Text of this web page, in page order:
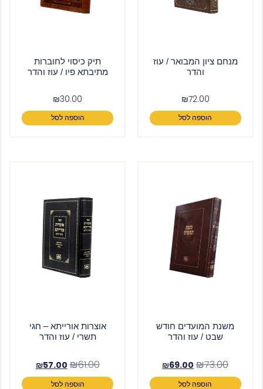
מנחם ציון המבואר / עוז
והדר
₪72.00
הוספה לסל
תיק כיסוי לחוברות
מתיבתא פיו / עוז והדר
₪30.00
הוספה לסל
משנת המועדים חודש
שבט / עוז והדר
₪73.00
₪69.00
הוספה לסל
אוצרות אורייתא – חגי
תשרי / עוז והדר
₪61.00
₪57.00
הוספה לסל